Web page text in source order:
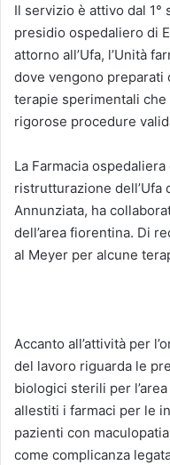
Il servizio è attivo dal 1°
presidio ospedaliero di
attorno all’Ufa, l’Unità
dove vengono preparati
terapie sperimentali
rigorose procedure
La Farmacia
ristrutturazione dell’Ufa
Annunziata, ha
dell’area fiorentina. Di
al Meyer per alcune
Accanto all’attività per
del lavoro riguarda le
biologici sterili per
allestiti i farmaci per le
pazienti con
come complicanza